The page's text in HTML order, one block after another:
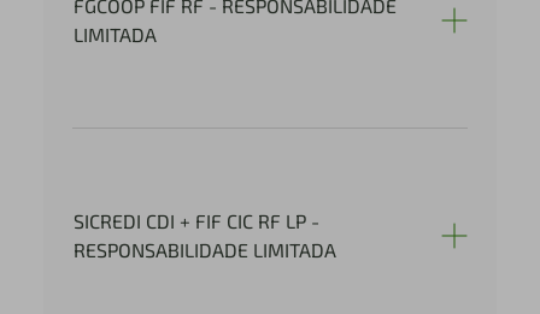
FGCOOP FIF RF - RESPONSABILIDADE
LIMITADA
SICREDI CDI + FIF CIC RF LP -
RESPONSABILIDADE LIMITADA